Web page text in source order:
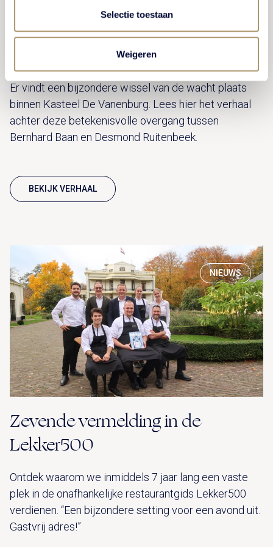
Selectie toestaan
Weigeren
Wisseling van de wacht
Er vindt een bijzondere wissel van de wacht plaats
binnen Kasteel De Vanenburg. Lees hier het verhaal
achter deze betekenisvolle overgang tussen
Bernhard Baan en Desmond Ruitenbeek.
BEKIJK VERHAAL
NIEUWS
Zevende vermelding in de
Lekker500
Ontdek waarom we inmiddels 7 jaar lang een vaste
plek in de onafhankelijke restaurantgids Lekker500
verdienen. “Een bijzondere setting voor een avond uit.
Gastvrij adres!”